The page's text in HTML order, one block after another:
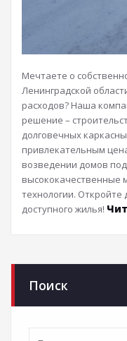
Мечтаете о
Ленинградской
расходов? Наша
решение –
долговечных
привлекательным
возведении домов
высококачественные
технологии. Откройте
доступного жилья!
Поиск